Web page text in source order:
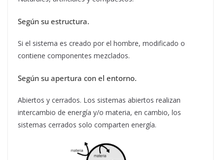
Según su estructura.
Si el sistema es creado por el hombre, modificado o
contiene componentes mezclados.
Según su apertura con el entorno.
Abiertos y cerrados. Los sistemas abiertos realizan
intercambio de energía y/o materia, en cambio, los
sistemas cerrados solo comparten energía.